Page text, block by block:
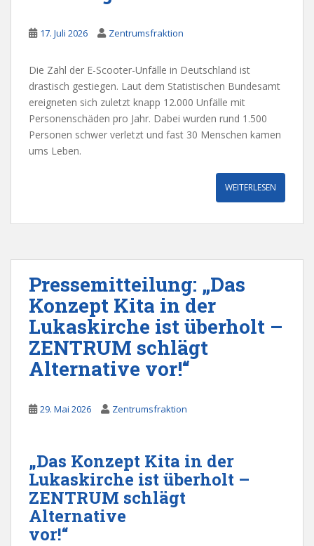
17. Juli 2026 Zentrumsfraktion
Die Zahl der E-Scooter-Unfälle in Deutschland ist
drastisch gestiegen. Laut dem Statistischen Bundesamt
ereigneten sich zuletzt knapp 12.000 Unfälle mit
Personenschäden pro Jahr. Dabei wurden rund 1.500
Personen schwer verletzt und fast 30 Menschen kamen
ums Leben.
WEITERLESEN
Pressemitteilung: „Das
Konzept Kita in der
Lukaskirche ist überholt –
ZENTRUM schlägt
Alternative vor!“
29. Mai 2026 Zentrumsfraktion
„Das Konzept Kita in der
Lukaskirche ist überholt –
ZENTRUM schlägt
Alternative
vor!“